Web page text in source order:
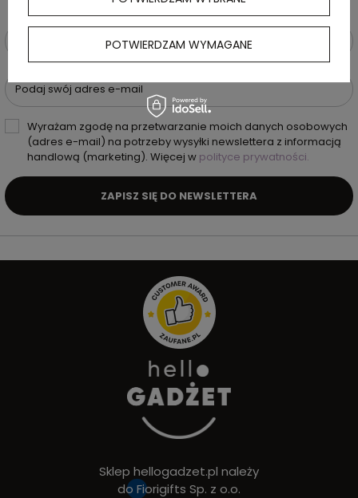
Podaj swoje imię i nazwisko
Podaj swój adres e-mail
Wyrażam zgodę na przetwarzanie moich danych osobowych
(adres e-mail) na potrzeby wysyłki newslettera z informacją
handlową (marketing). Więcej w polityce prywatności.
ZAPISZ SIĘ DO NEWSLETTERA
Sklep hellogadzet.pl należy
do Fiorigifts Sp. z o.o.
POTWIERDZAM WYMAGANE